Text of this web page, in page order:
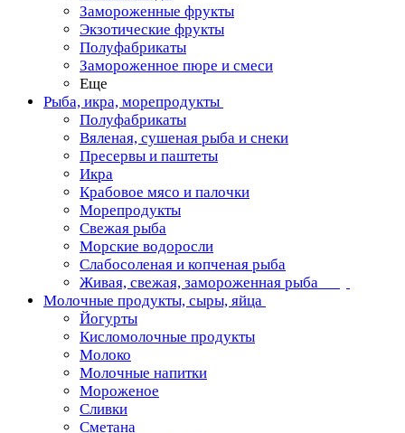
Замороженные фрукты
Экзотические фрукты
Полуфабрикаты
Замороженное пюре и смеси
Еще
Рыба, икра, морепродукты
Полуфабрикаты
Вяленая, сушеная рыба и снеки
Пресервы и паштеты
Икра
Крабовое мясо и палочки
Морепродукты
Свежая рыба
Морские водоросли
Слабосоленая и копченая рыба
Живая, свежая, замороженная рыба
Молочные продукты, сыры, яйца
Йогурты
Кисломолочные продукты
Молоко
Молочные напитки
Мороженое
Сливки
Сметана